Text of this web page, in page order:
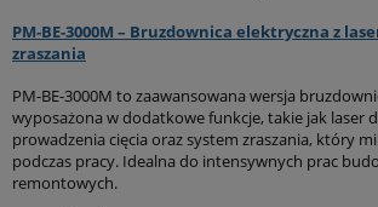
PM-BE-3000M – Bruzdownica elektryczna z
zraszania
PM-BE-3000M to zaawansowana wersja
wyposażona w dodatkowe funkcje, takie jak laser
prowadzenia cięcia oraz system zraszania, który
podczas pracy. Idealna do intensywnych prac
remontowych.